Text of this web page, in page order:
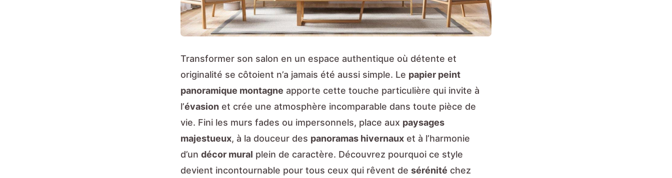
Transformer son salon en un espace authentique où détente et
originalité se côtoient n’a jamais été aussi simple. Le papier peint
panoramique montagne apporte cette touche particulière qui invite à
l’évasion et crée une atmosphère incomparable dans toute pièce de
vie. Fini les murs fades ou impersonnels, place aux paysages
majestueux, à la douceur des panoramas hivernaux et à l’harmonie
d’undécor mural plein de caractère. Découvrez pourquoi ce style
devient incontournable pour tous ceux qui rêvent desérénité chez